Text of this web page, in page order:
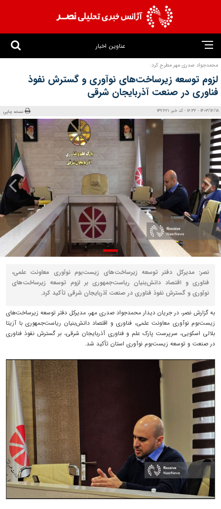
عناوین اخبار
محمدجواد صدری مهر مطرح کرد:
لزوم توسعه زیرساخت‌های نوآوری و گسترش نفوذ
فناوری در صنعت آذربایجان شرقی
1403/12/18 - 16:32 - کد خبر: 132621 نسخه چاپی
نصر: مدیرکل دفتر توسعه زیرساخت‌های زیست‌بوم نوآوری معاونت علمی،
فناوری و اقتصاد دانش‌بنیان ریاست‌جمهوری بر لزوم توسعه زیرساخت‌های
نوآوری و گسترش نفوذ فناوری در صنعت آذربایجان شرقی تأکید کرد.
به گزارش نصر، در جریان دیدار محمدجواد صدری مهر، مدیرکل دفتر توسعه زیرساخت‌های
زیست‌بوم نوآوری معاونت علمی، فناوری و اقتصاد دانش‌بنیان ریاست‌جمهوری با آزیتا
بلالی اسکویی، سرپرست پارک علم و فناوری آذربایجان شرقی، بر گسترش نفوذ فناوری
در صنعت و توسعه زیست‌بوم نوآوری استان تأکید شد.